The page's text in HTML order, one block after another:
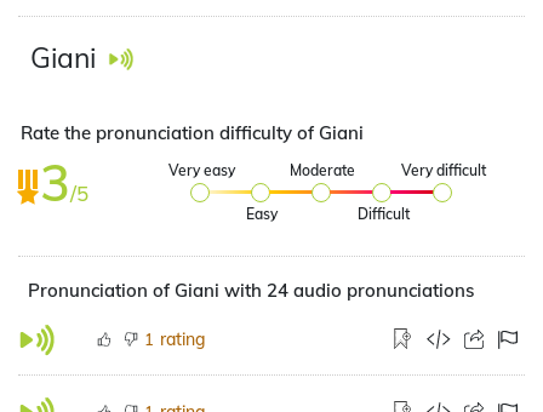
Giani
Rate the pronunciation difficulty of Giani
3/5
Very easy
Easy
Moderate
Difficult
Very difficult
Pronunciation of Giani with 24 audio pronunciations
1 rating